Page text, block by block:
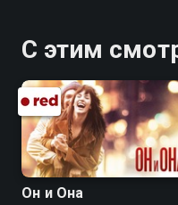
С этим
Он и Она